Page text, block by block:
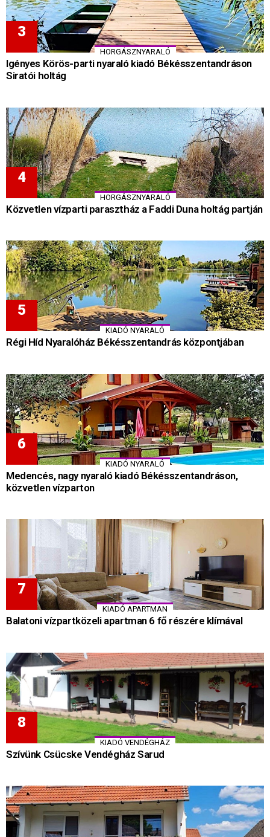
HORGÁSZNYARALÓ
Igényes Körös-parti nyaraló kiadó Békésszentandráson
Siratói holtág
HORGÁSZNYARALÓ
Közvetlen vízparti parasztház a Faddi Duna holtág partján
KIADÓ NYARALÓ
Régi Híd Nyaralóház Békésszentandrás központjában
KIADÓ NYARALÓ
Medencés, nagy nyaraló kiadó Békésszentandráson,
közvetlen vízparton
KIADÓ APARTMAN
Balatoni vízpartközeli apartman 6 fő részére klímával
KIADÓ VENDÉGHÁZ
Szívünk Csücske Vendégház Sarud